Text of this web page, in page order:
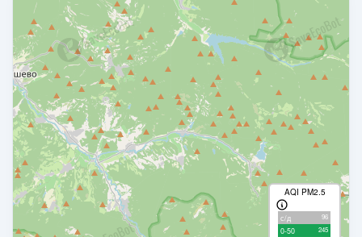
AQI PM2.5
с/д 96
0-50 245